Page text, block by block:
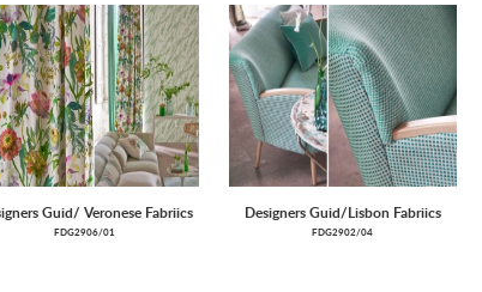
Guid/ Veronese Fabriics
FDG2906/01
Designers Guid/Lisbon Fabriics
FDG2902/04